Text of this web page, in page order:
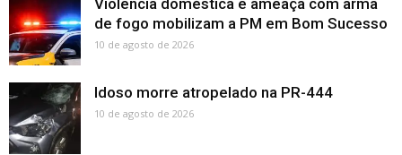
de fogo mobilizam a PM em Bom Sucesso
10 de agosto de 2026
Idoso morre atropelado na PR-444
10 de agosto de 2026